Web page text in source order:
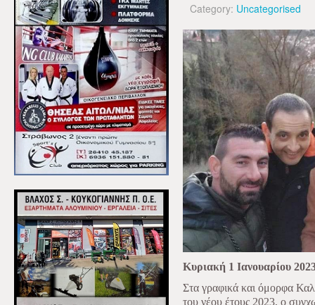
Category: Uncategorised
Κυριακή 1 Ιανουαρίου
Στα γραφικά και όμορφα
του νέου έτους 2023, ο